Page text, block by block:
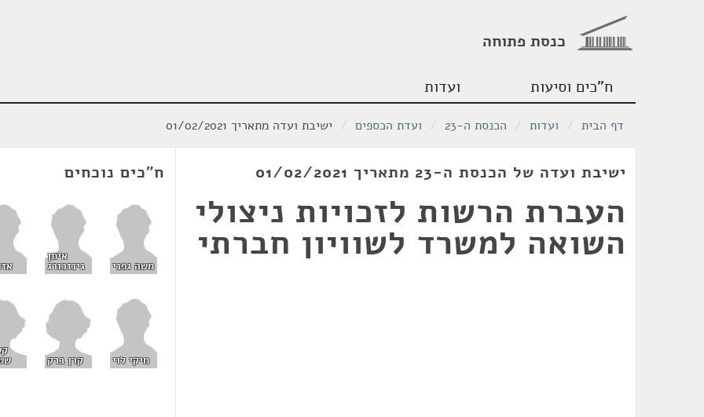
כנסת פתוחה
ח"כים וסיעות ועדות
דף הבית / ועדות / הכנסת ה-23 / ועדת הכספים / ישיבת ועדה מתאריך 01/02/2021
ישיבת ועדה של הכנסת ה-23 מתאריך 01/02/2021
העברת הרשות לזכויות ניצולי
השואה למשרד לשוויון חברתי
ח"כים נוכחים
משה גפני
איתן
גינזבורג
מיקי לוי קרן ברק